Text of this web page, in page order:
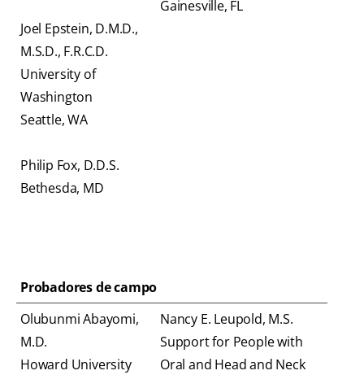
Joel Epstein, D.M.D.,
M.S.D., F.R.C.D.
University of
Washington
Seattle, WA
Philip Fox, D.D.S.
Bethesda, MD
Gainesville, FL
Probadores de campo
Olubunmi Abayomi,
M.D.
Howard University
Nancy E. Leupold, M.S.
Support for People with
Oral and Head and Neck